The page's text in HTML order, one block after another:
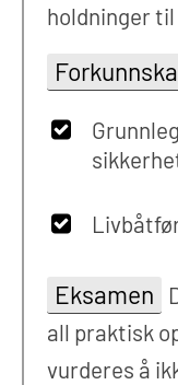
holdninger
Eksamen
all praktisk
vurderes å